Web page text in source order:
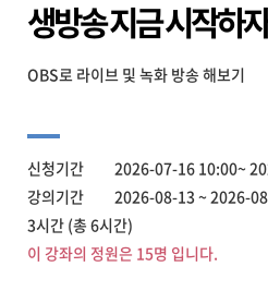
생방송 지금 시작하자
OBS로 라이브 및 녹화 방송 해보기
신청기간 2026-07-16 10:00~
강의기간 2026-08-13 ~ 2026-08-
3시간 (총 6시간)
이 강좌의 정원은 15명 입니다.